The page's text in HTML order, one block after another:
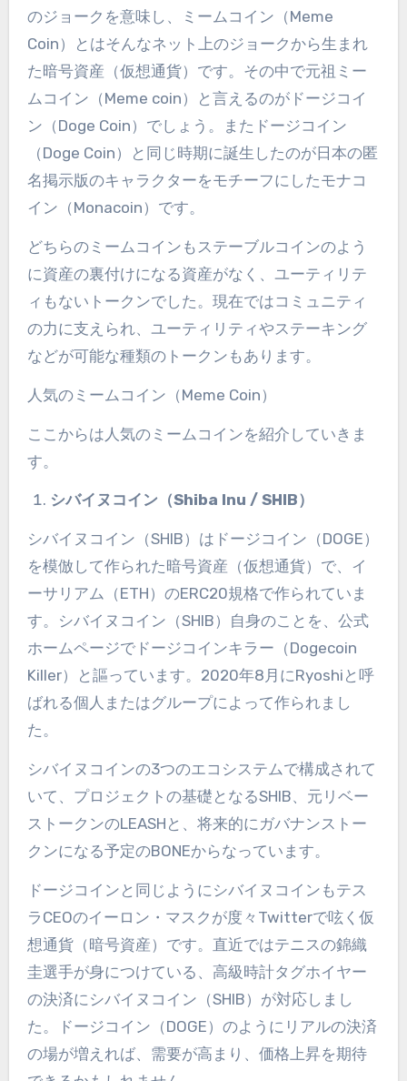
のジョークを意味し、ミームコイン（ Meme
Coin ）とはそんなネット上のジョークから生まれ
た暗号資産（仮想通貨）です。その中で元祖ミー
ムコイン（ Meme coin ）と言えるのがドージコイ
ン（ Doge Coin ）でしょう。またドージコイン
（ Doge Coin ）と同じ時期に誕生したのが日本の匿
名掲示版のキャラクターをモチーフにしたモナコ
イン（ Monacoin ）です。
どちらのミームコインもステーブルコインのよう
に資産の裏付けになる資産がなく、ユーティリテ
ィもないトークンでした。現在ではコミュニティ
の力に支えられ、ユーティリティやステーキング
などが可能な種類のトークンもあります。
人気のミームコイン（ Meme Coin ）
ここからは人気のミームコインを紹介していきま
す。
シバイヌコイン（Shiba Inu / SHIB）
シバイヌコイン（SHIB ）はドージコイン（ DOGE ）
を模倣して作られた暗号資産（仮想通貨）で、イ
ーサリアム（ ETH ）のERC20規格で作られていま
す。シバイヌコイン（SHIB ）自身のことを、公式
ホームページでドージコインキラー（ Dogecoin
Killer）と謳っています。 2020年8 月にRyoshi と呼
ばれる個人またはグループによって作られまし
た。
シバイヌコインの3つのエコシステムで構成されて
いて、プロジェクトの基礎となるSHIB 、元リベー
ストークンのLEASH と、将来的にガバナンストー
クンになる予定のBONEからなっています。
ドージコインと同じようにシバイヌコインもテス
ラ CEOのイーロン・マスクが度々 Twitterで呟く仮
想通貨（暗号資産）です。直近ではテニスの錦織
圭選手が身につけている、高級時計タグホイヤー
の決済にシバイヌコイン（SHIB ）が対応しまし
た。ドージコイン（ DOGE ）のようにリアルの決済
の場が増えれば、需要が高まり、価格上昇を期待